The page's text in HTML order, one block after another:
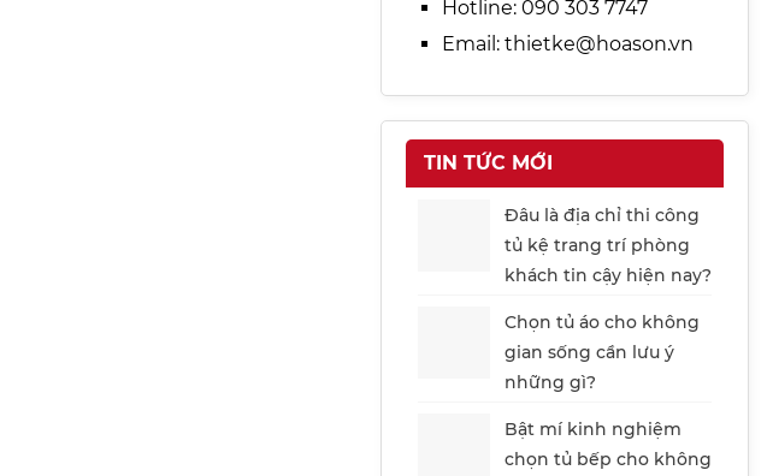
Hotline: 090 303 7747
Email: thietke@hoason.vn
TIN TỨC MỚI
Đâu là địa chỉ thi công
tủ kệ trang trí phòng
khách tin cậy hiện nay?
Chọn tủ áo cho không
gian sống cần lưu ý
những gì?
Bật mí kinh nghiệm
chọn tủ bếp cho không